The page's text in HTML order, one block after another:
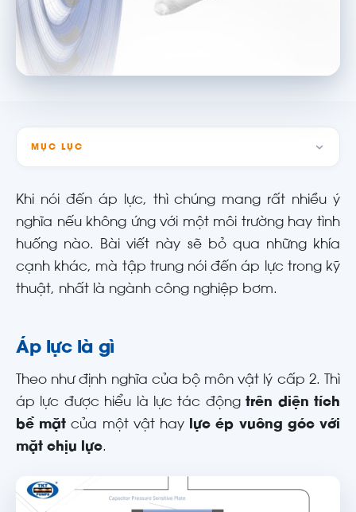
MỤC LỤC
Khi nói đến áp lực, thì chúng mang rất nhiều ý
nghĩa nếu không ứng với một môi trường hay tình
huống nào. Bài viết này sẽ bỏ qua những khía
cạnh khác, mà tập trung nói đến áp lực trong kỹ
thuật, nhất là ngành công nghiệp bơm.
Áp lực là gì
Theo như định nghĩa của bộ môn vật lý cấp 2. Thì
áp lực được hiểu là lực tác độngtrên diện tích
bề mặt của một vật hay
lực ép vuông góc với
mặt chịu lực.